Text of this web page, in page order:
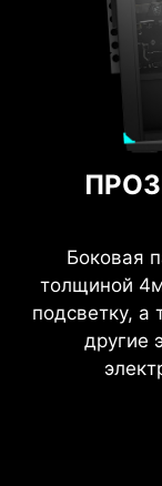
Боковая
толщиной
подсветку,
другие